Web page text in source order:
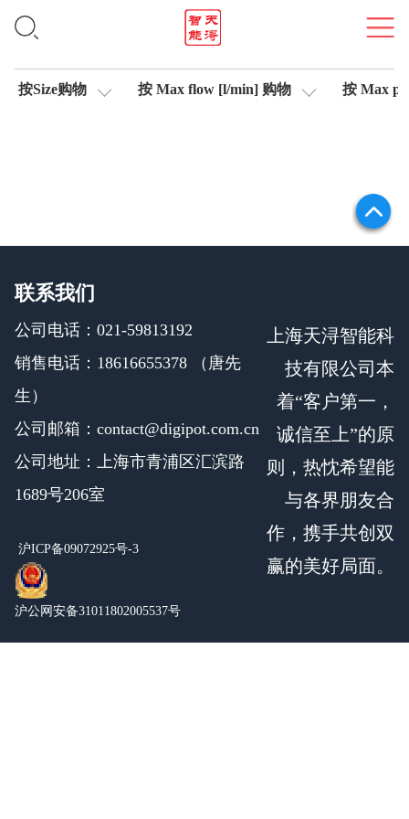
插头式放大器
按Size购物 按 Max flow [l/min] 购物 按 Max
联系我们
公司电话：021-59813192
销售电话：18616655378 （唐先
生）
公司邮箱：contact@digipot.com.cn
公司地址：上海市青浦区汇滨路
1689号206室
沪ICP备09072925号-3
沪公网安备31011802005537号
上海天浔智能科
技有限公司本
着“客户第一，
诚信至上”的原
则，热忱希望能
与各界朋友合
作，携手共创双
赢的美好局面。